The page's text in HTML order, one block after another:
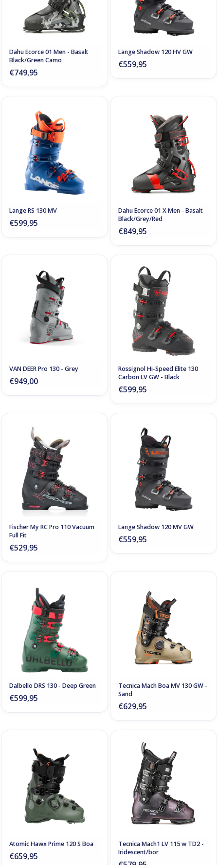
Dahu Ecorce 01 Men - Basalt
Black/Green Camo
€749,95
Lange Shadow 120 HV GW
€559,95
Lange RS 130 MV
€599,95
Dahu Ecorce 01 X Men - Basalt
Black/Grey/Red
€849,95
VAN DEER Pro 130 - Grey
€949,00
Rossignol Hi-Speed Elite 130
Carbon LV GW - Black
€599,95
Fischer My RC Pro 110 Vacuum
Full Fit
€529,95
Lange Shadow 120 MV GW
€559,95
Dalbello DRS 130 - Deep Green
€599,95
Tecnica Mach Boa MV 130 GW -
Sand
€629,95
Atomic Hawx Prime 120 S Boa
€659,95
Tecnica Mach1 LV 115 w TD2 -
Iridescent/bor